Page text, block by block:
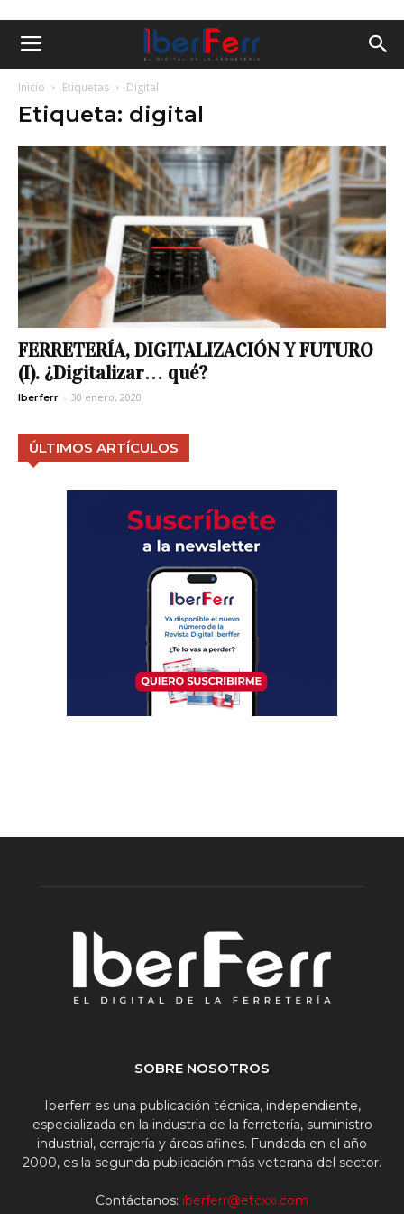
Inicio Etiquetas Digital
Etiqueta: digital
FERRETERÍA, DIGITALIZACIÓN Y FUTURO
(I). ¿Digitalizar… qué?
Iberferr - 30 enero, 2020
ÚLTIMOS ARTÍCULOS
SOBRE NOSOTROS
Iberferr es una publicación técnica, independiente,
especializada en la industria de la ferretería, suministro
industrial, cerrajería y áreas afines. Fundada en el año
2000, es la segunda publicación más veterana del sector.
Contáctanos: iberferr@etcxxi.com